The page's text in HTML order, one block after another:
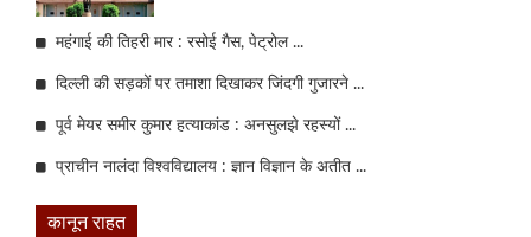
महंगाई की तिहरी मार : रसोई गैस, पेट्रोल ...
दिल्ली की सड़कों पर तमाशा दिखाकर जिंदगी गुजारने ...
पूर्व मेयर समीर कुमार हत्याकांड : अनसुलझे रहस्यों ...
प्राचीन नालंदा विश्वविद्यालय : ज्ञान विज्ञान के अतीत ...
कानून राहत